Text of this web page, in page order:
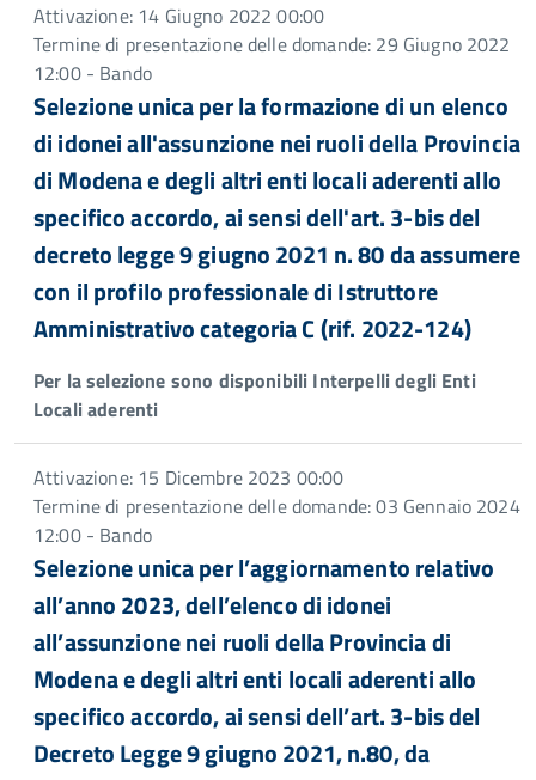
Attivazione: 14 Giugno 2022 00:00
Termine di presentazione delle domande: 29 Giugno 2022
12:00 - Bando
Selezione unica per la formazione di un elenco
di idonei all'assunzione nei ruoli della Provincia
di Modena e degli altri enti locali aderenti allo
specifico accordo, ai sensi dell'art. 3-bis del
decreto legge 9 giugno 2021 n. 80 da assumere
con il profilo professionale di Istruttore
Amministrativo categoria C (rif. 2022-124)
Per la selezione sono disponibili Interpelli degli Enti
Locali aderenti
Attivazione: 15 Dicembre 2023 00:00
Termine di presentazione delle domande: 03 Gennaio 2024
12:00 - Bando
Selezione unica per l’aggiornamento relativo
all’anno 2023, dell’elenco di idonei
all’assunzione nei ruoli della Provincia di
Modena e degli altri enti locali aderenti allo
specifico accordo, ai sensi dell’art. 3-bis del
Decreto Legge 9 giugno 2021, n.80, da